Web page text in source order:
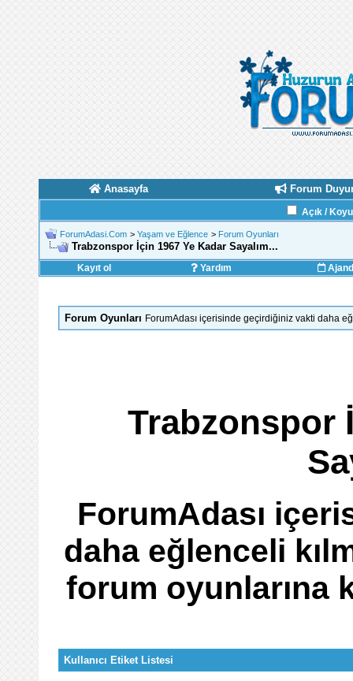
Anasayfa Forum
Açık /
ForumAdasi.Com > Yaşam ve Eğlence > Forum Oyunları
Trabzonspor İçin 1967 Ye Kadar Sayalım...
Kayıt ol Yardım
Forum Oyunları ForumAdası içerisinde geçirdiğiniz vakti daha
Trabzonspor
ForumAdası
daha eğlenceli
forum oyunlarına
Kullanıcı Etiket Listesi